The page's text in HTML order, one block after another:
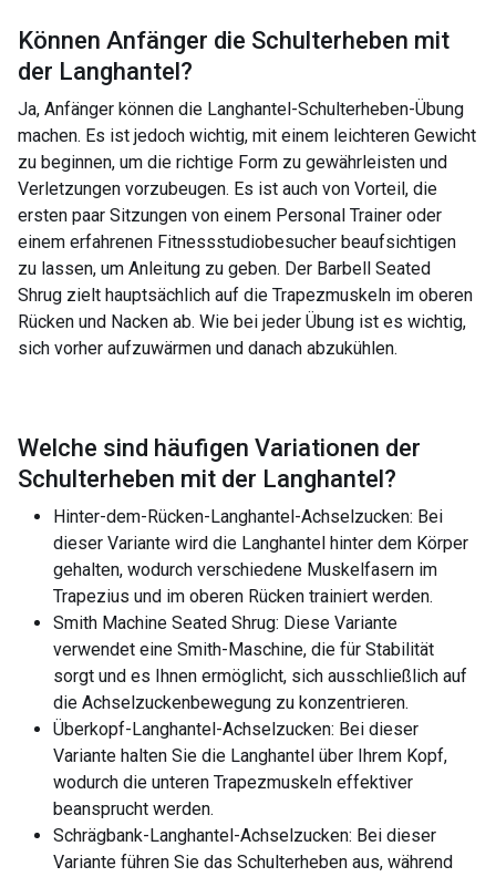
Können Anfänger die Schulterheben mit
der Langhantel?
Ja, Anfänger können die Langhantel-Schulterheben-Übung
machen. Es ist jedoch wichtig, mit einem leichteren Gewicht
zu beginnen, um die richtige Form zu gewährleisten und
Verletzungen vorzubeugen. Es ist auch von Vorteil, die
ersten paar Sitzungen von einem Personal Trainer oder
einem erfahrenen Fitnessstudiobesucher beaufsichtigen
zu lassen, um Anleitung zu geben. Der Barbell Seated
Shrug zielt hauptsächlich auf die Trapezmuskeln im oberen
Rücken und Nacken ab. Wie bei jeder Übung ist es wichtig,
sich vorher aufzuwärmen und danach abzukühlen.
Welche sind häufigen Variationen der
Schulterheben mit der Langhantel?
Hinter-dem-Rücken-Langhantel-Achselzucken: Bei
dieser Variante wird die Langhantel hinter dem Körper
gehalten, wodurch verschiedene Muskelfasern im
Trapezius und im oberen Rücken trainiert werden.
Smith Machine Seated Shrug: Diese Variante
verwendet eine Smith-Maschine, die für Stabilität
sorgt und es Ihnen ermöglicht, sich ausschließlich auf
die Achselzuckenbewegung zu konzentrieren.
Überkopf-Langhantel-Achselzucken: Bei dieser
Variante halten Sie die Langhantel über Ihrem Kopf,
wodurch die unteren Trapezmuskeln effektiver
beansprucht werden.
Schrägbank-Langhantel-Achselzucken: Bei dieser
Variante führen Sie das Schulterheben aus, während